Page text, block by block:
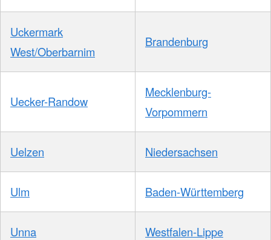
Uckermark
West/Oberbarnim
Brandenburg
Uecker-Randow
Mecklenburg-
Vorpommern
Uelzen Niedersachsen
Ulm Baden-Württemberg
Unna Westfalen-Lippe